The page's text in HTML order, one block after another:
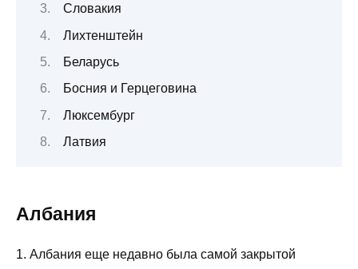
Словакия
Лихтенштейн
Беларусь
Босния и Герцеговина
Люксембург
Латвия
Албания
1. Албания еще недавно была самой закрытой